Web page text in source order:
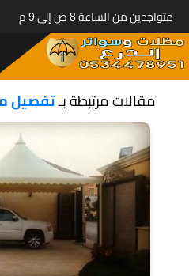
متواجدين من الساعة 8 ص إلى 9 م
مقالات مرتبطة بـتفصيل